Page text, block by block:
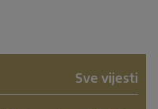
Sve vijesti